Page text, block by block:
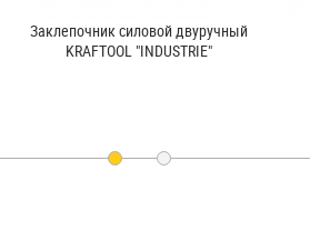
Заклепочник силовой двуручный
KRAFTOOL "INDUSTRIE"
Заклепочники ручной переставной
BOLK ART BK41002